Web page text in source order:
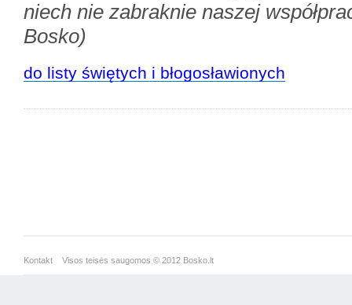
niech nie zabraknie naszej
Bosko)
do listy świętych i błogosławionych
Kontakt Visos teisės saugomos © 2012 Bosko.lt